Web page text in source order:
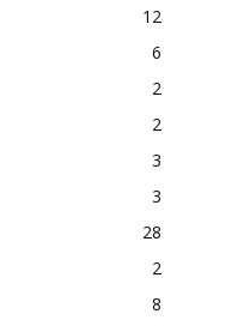
12
6
2
2
3
3
28
2
8